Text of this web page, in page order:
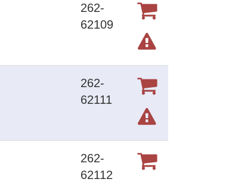
262-
62109
262-
62111
262-
62112